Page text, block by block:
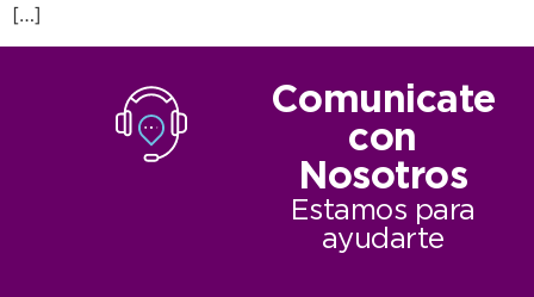
[…]
Comunicate
con
Nosotros
Estamos para
ayudarte